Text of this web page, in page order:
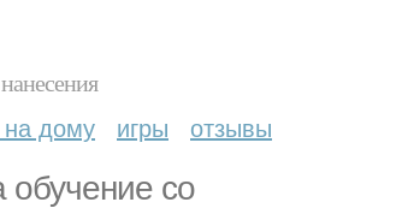
на дому игры отзывы
обучение со